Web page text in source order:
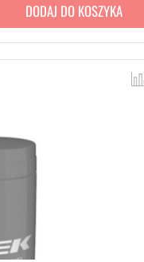
DODAJ DO KOSZYKA